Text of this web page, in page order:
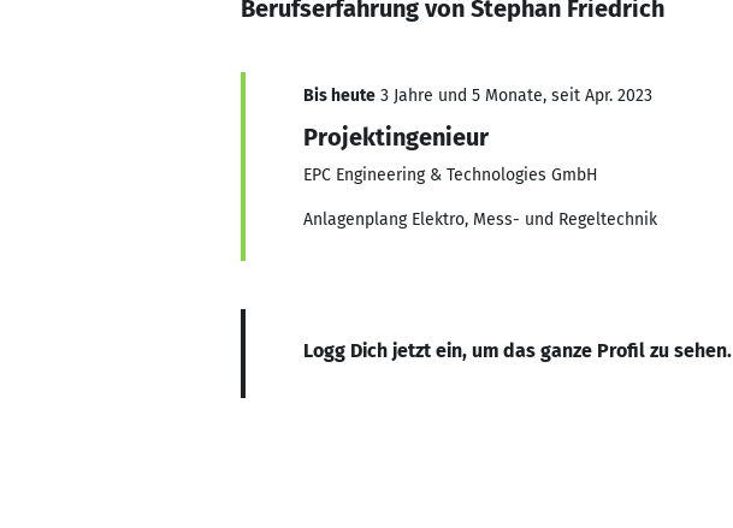
Berufserfahrung von Stephan Friedrich
Bis heute 3 Jahre und 5 Monate, seit Apr. 2023
Projektingenieur
EPC Engineering & Technologies GmbH
Anlagenplang Elektro, Mess- und Regeltechnik
Logg Dich jetzt ein, um das ganze Profil zu sehen.